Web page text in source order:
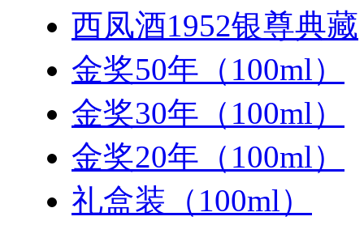
西凤酒1952银尊典藏
金奖50年（100ml）
金奖30年（100ml）
金奖20年（100ml）
礼盒装（100ml）